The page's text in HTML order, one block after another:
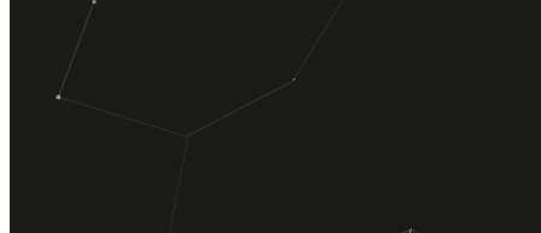
Mekanik Tesisat, Elektrik Tesisatı ve İnşaat sektöründe faaliyet
göstermekte olup müşteri memnuniyetini ilke edinmiştir. Tecrübeli
teknik kadrosuyla proje, mühendislik hizmetleri taahhüt konularında
hizmet vermektedir.